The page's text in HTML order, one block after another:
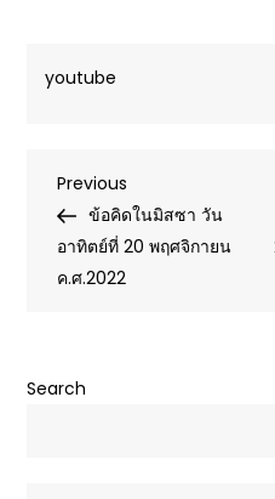
youtube
Post
navigation
Previous
Post
Previous
ข้อคิดในมิสซา วัน
อาทิตย์ที่ 20 พฤศจิกายน
ค.ศ.2022
Search